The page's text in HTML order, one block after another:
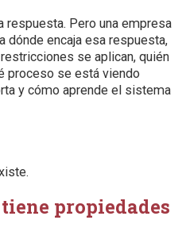
respuesta. Pero una empresa
dónde encaja esa respuesta,
se aplican, quién
proceso se está viendo
y cómo aprende el sistema
propiedades